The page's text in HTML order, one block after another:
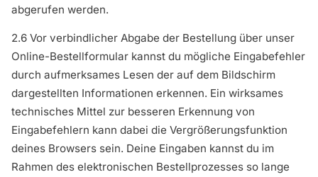
abgerufen werden.
2.6 Vor verbindlicher Abgabe der Bestellung über unser
Online-Bestellformular kannst du mögliche Eingabefehler
durch aufmerksames Lesen der auf dem Bildschirm
dargestellten Informationen erkennen. Ein wirksames
technisches Mittel zur besseren Erkennung von
Eingabefehlern kann dabei die Vergrößerungsfunktion
deines Browsers sein. Deine Eingaben kannst du im
Rahmen des elektronischen Bestellprozesses so lange